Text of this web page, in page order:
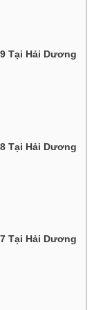
Tại Hải Dương
Tại Hải Dương
Tại Hải Dương